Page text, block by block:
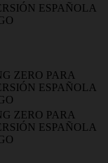
ESPAÑOLA
ZERO PARA
ESPAÑOLA
ZERO PARA
ESPAÑOLA